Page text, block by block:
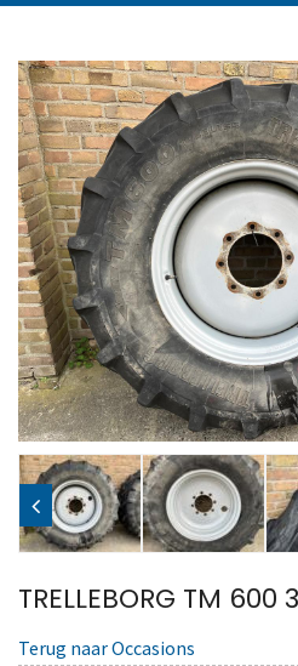
TRELLEBORG TM 600
Terug naar Occasions